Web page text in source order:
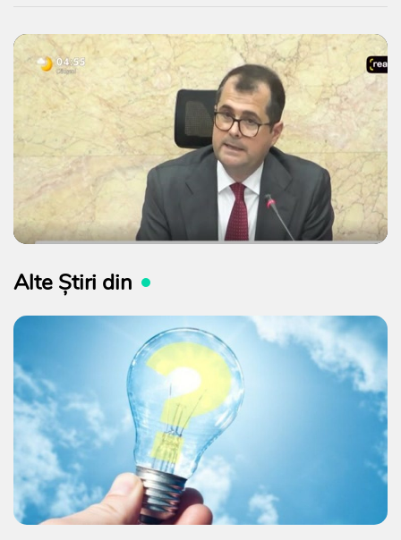
Alte Știri din